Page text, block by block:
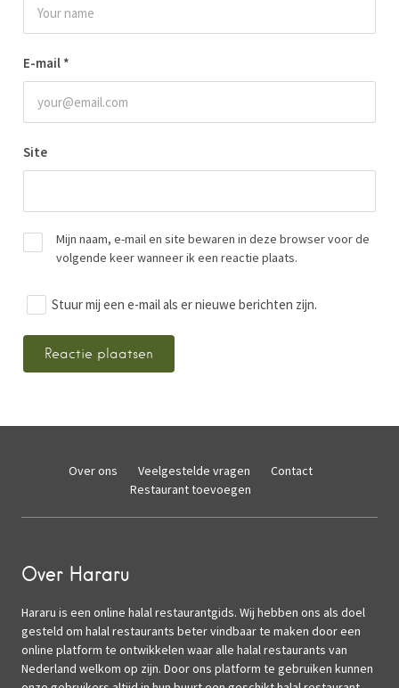
E-mail *
Site
Mijn naam, e-mail en site bewaren in deze browser voor de
volgende keer wanneer ik een reactie plaats.
Stuur mij een e-mail als er nieuwe berichten zijn.
Over ons Veelgestelde vragen
Contact
Restaurant toevoegen
Over Hararu
Hararu is een online halal restaurantgids. Wij hebben ons als doel
gesteld om halal restaurants beter vindbaar te maken door een
online platform te ontwikkelen waar alle halal restaurants van
Nederland welkom op zijn. Door ons platform te gebruiken kunnen